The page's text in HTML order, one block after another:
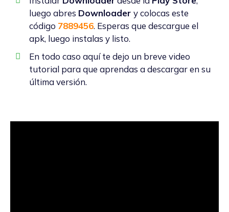
luego abres Downloader y colocas este
código 7889456. Esperas que descargue el
apk, luego instalas y listo.
En todo caso aquí te dejo un breve video
tutorial para que aprendas a descargar en su
última versión.